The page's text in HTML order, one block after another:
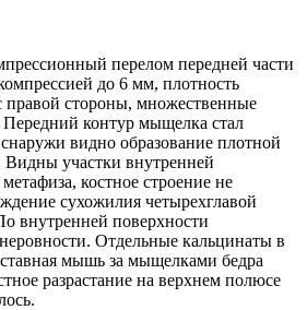
перелом передней части
до 6 мм, плотность
стороны, множественные
Передний контур мыщелка стал
видно образование плотной
Видны участки внутренней
костное строение не
сухожилия четырехглавой
внутренней поверхности
Отдельные кальцинаты в
мышь за мыщелками бедра
разрастание на верхнем полюсе